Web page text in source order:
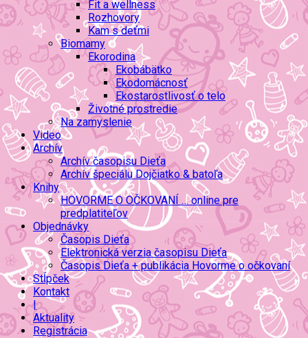
Fit a wellness
Rozhovory
Kam s deťmi
Biomamy
Ekorodina
Ekobábätko
Ekodomácnosť
Ekostarostlivosť o telo
Životné prostredie
Na zamyslenie
Video
Archív
Archív časopisu Dieťa
Archív špeciálu Dojčiatko & batoľa
Knihy
HOVORME O OČKOVANÍ … online pre
predplatiteľov
Objednávky
Časopis Dieťa
Elektronická verzia časopisu Dieťa
Časopis Dieťa + publikácia Hovorme o očkovaní
Stĺpček
Kontakt
|
Aktuality
Registrácia